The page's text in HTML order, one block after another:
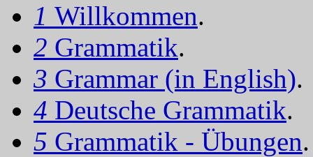
1 Willkommen.
2 Grammatik.
3 Grammar (in English).
4 Deutsche Grammatik.
5 Grammatik - Übungen.